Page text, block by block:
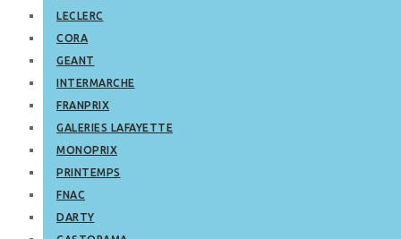
LECLERC
CORA
GEANT
INTERMARCHE
FRANPRIX
GALERIES LAFAYETTE
MONOPRIX
PRINTEMPS
FNAC
DARTY